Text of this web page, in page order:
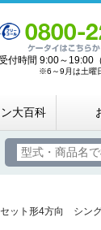
コンコム
付時間 9:00～19:00
※6～9月は土曜
大百科
ット形4方向 シン